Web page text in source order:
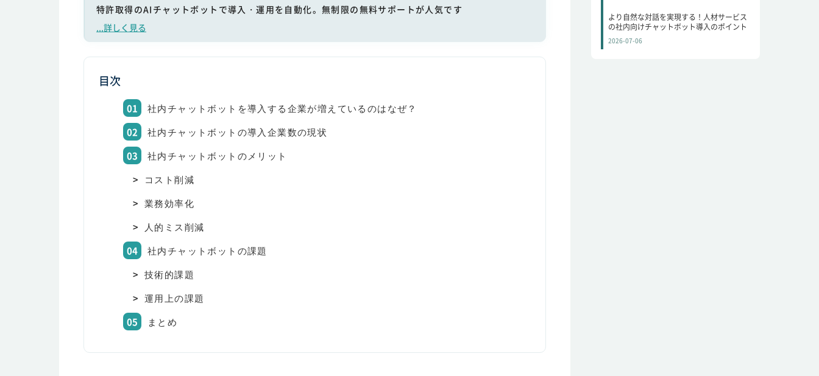
特許取得のAIチャットボットで導入・運用を自動化。無制限の無料サポートが人気です
...詳しく見る
目次
社内チャットボットを導入する企業が増えているのはなぜ？
社内チャットボットの導入企業数の現状
社内チャットボットのメリット
コスト削減
業務効率化
人的ミス削減
社内チャットボットの課題
技術的課題
運用上の課題
まとめ
より自然な対話を実現する！人材サービス
の社内向けチャットボット導入のポイント
2026-07-06